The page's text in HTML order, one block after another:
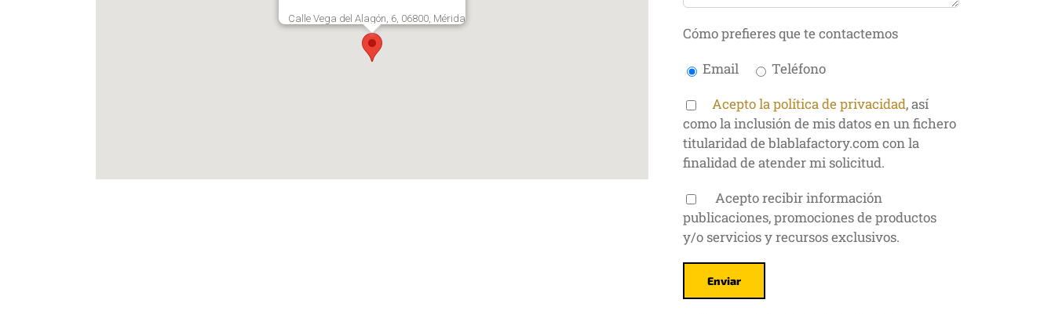
Calle Vega del Alagón, 6, 06800, Mérida
Cómo prefieres que te contactemos
Email
Teléfono
Acepto la política de privacidad, así
como la inclusión de mis datos en un fichero
titularidad de blablafactory.com con la
finalidad de atender mi solicitud.
Acepto recibir información
publicaciones, promociones de productos
y/o servicios y recursos exclusivos.